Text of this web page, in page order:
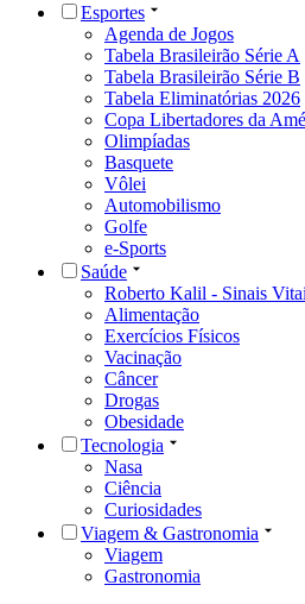
Esportes
Agenda de Jogos
Tabela Brasileirão Série A
Tabela Brasileirão Série B
Tabela Eliminatórias 2026
Copa Libertadores da
Olimpíadas
Basquete
Vôlei
Automobilismo
Golfe
e-Sports
Saúde
Roberto Kalil - Sinais
Alimentação
Exercícios Físicos
Vacinação
Câncer
Drogas
Obesidade
Tecnologia
Nasa
Ciência
Curiosidades
Viagem & Gastronomia
Viagem
Gastronomia